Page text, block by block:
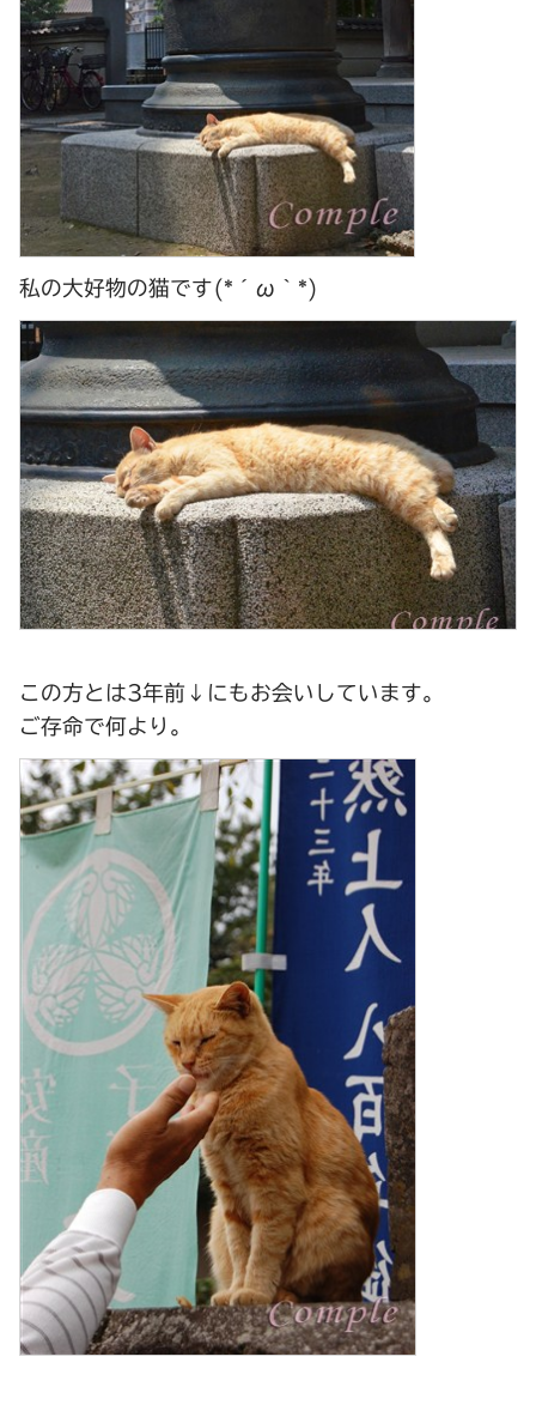
私の大好物の猫です(*´ω｀*)
この方とは3年前↓にもお会いしています。
ご存命で何より。